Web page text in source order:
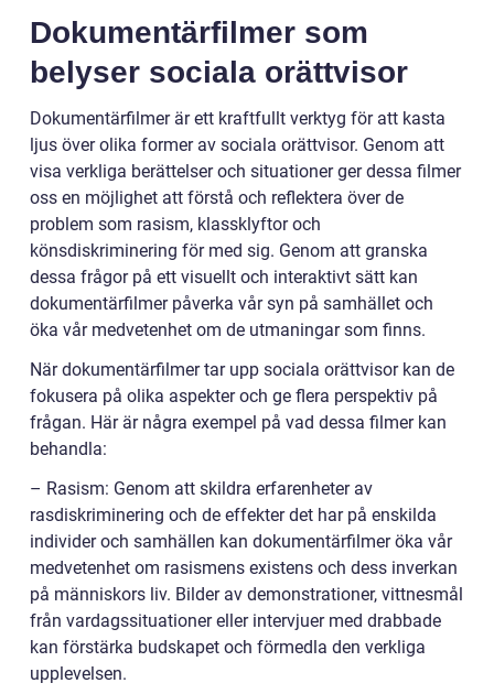
Dokumentärfilmer som
belyser sociala orättvisor
Dokumentärfilmer är ett kraftfullt verktyg för att kasta
ljus över olika former av sociala orättvisor. Genom att
visa verkliga berättelser och situationer ger dessa filmer
oss en möjlighet att förstå och reflektera över de
problem som rasism, klassklyftor och
könsdiskriminering för med sig. Genom att granska
dessa frågor på ett visuellt och interaktivt sätt kan
dokumentärfilmer påverka vår syn på samhället och
öka vår medvetenhet om de utmaningar som finns.
När dokumentärfilmer tar upp sociala orättvisor kan de
fokusera på olika aspekter och ge flera perspektiv på
frågan. Här är några exempel på vad dessa filmer kan
behandla:
– Rasism: Genom att skildra erfarenheter av
rasdiskriminering och de effekter det har på enskilda
individer och samhällen kan dokumentärfilmer öka vår
medvetenhet om rasismens existens och dess inverkan
på människors liv. Bilder av demonstrationer, vittnesmål
från vardagssituationer eller intervjuer med drabbade
kan förstärka budskapet och förmedla den verkliga
upplevelsen.